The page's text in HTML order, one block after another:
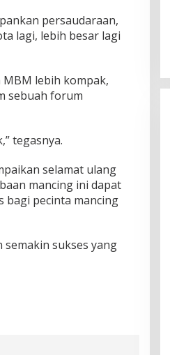
persaudaraan,
lagi, lebih besar lagi
lebih kompak,
sebuah forum
tegasnya.
selamat ulang
mancing ini dapat
pecinta mancing
semakin sukses yang